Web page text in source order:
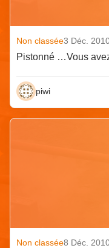
Non classée3 Déc.
Pistonné …Vous
piwi
Non classée8 Déc.